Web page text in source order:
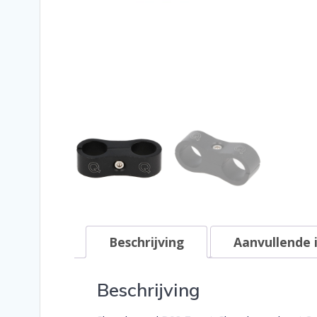
Beschrijving
Beschrijving